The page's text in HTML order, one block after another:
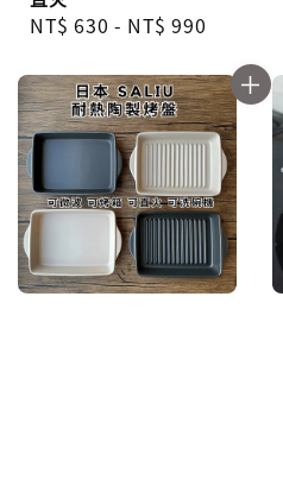
Regular
NT$ 630 - NT$ 990